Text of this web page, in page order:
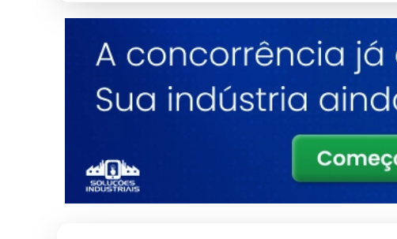
compensado MDF de alta densidade ou chapa
No ciclo de trabalho daFaca de corte e vinco manual
entre 0.4 e 0.6 mm), da regulagem do contrachapa
especificado elimina rasgos, reduz quebra de fibra
embalagem após dobra, garantindo desempenho em
atende aplicações em
de ponto de venda e embalagens promocionais, com
NBR ISO 9001 cobre o processo de fabricação,
emissão e perfil de vinco é entregue em relatório